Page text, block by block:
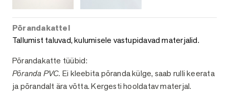
Põrandakattel
Tallumist taluvad, kulumisele vastupidavad materjalid.
Põrandakatte tüübid:
Põranda PVC. Ei kleebita põranda külge, saab rulli keerata
ja põrandalt ära võtta. Kergesti hooldatav materjal.